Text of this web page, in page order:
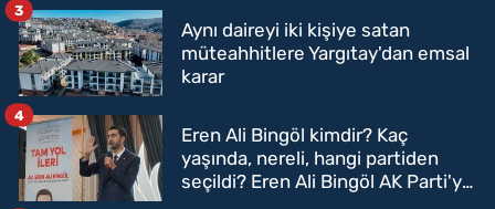
Aynı daireyi iki kişiye satan
müteahhitlere Yargıtay'dan emsal
karar
3
Eren Ali Bingöl kimdir? Kaç
yaşında, nereli, hangi partiden
seçildi? Eren Ali Bingöl AK Parti'ye
4